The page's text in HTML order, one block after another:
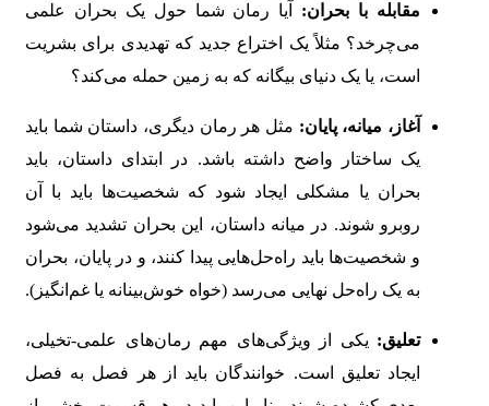
مقابله با بحران: آیا رمان شما حول یک بحران علمی
می‌چرخد؟ مثلاً یک اختراع جدید که تهدیدی برای بشریت
است، یا یک دنیای بیگانه که به زمین حمله می‌کند؟
آغاز، میانه، پایان: مثل هر رمان دیگری، داستان شما باید
یک ساختار واضح داشته باشد. در ابتدای داستان، باید
بحران یا مشکلی ایجاد شود که شخصیت‌ها باید با آن
روبرو شوند. در میانه داستان، این بحران تشدید می‌شود
و شخصیت‌ها باید راه‌حل‌هایی پیدا کنند، و در پایان، بحران
به یک راه‌حل نهایی می‌رسد (خواه خوش‌بینانه یا غم‌انگیز).
تعلیق: یکی از ویژگی‌های مهم رمان‌های علمی-تخیلی،
ایجاد تعلیق است. خوانندگان باید از هر فصل به فصل